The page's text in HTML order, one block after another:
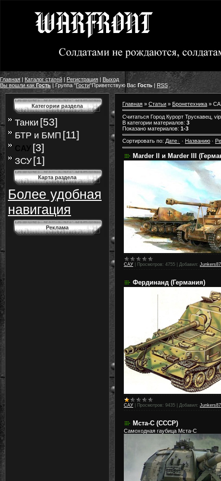
Главная |Каталог статей| Регистрация | Выход
Вы вошли как Гость|Группа "Гости"Приветствую Вас Гость |RSS
Категории раздела
Танки [53]
БТР и БМП [11]
САУ [3]
ЗСУ [1]
Карта раздела
Более удобная
навигация
Реклама
Главная » Статьи » Бронетехника »
Считаться Город Курорт Трускавец,
В категории материалов: 3
Показано материалов: 1-3
Сортировать по: Дате · Названию ·
Marder II и Marder III
САУ Просмотров: 4755 Добавил: Junkers87
Фердинанд (Германия)
САУ Просмотров: 9435 Добавил: Junkers87
Мста-С (СССР)
Самоходная гаубица Мста-С